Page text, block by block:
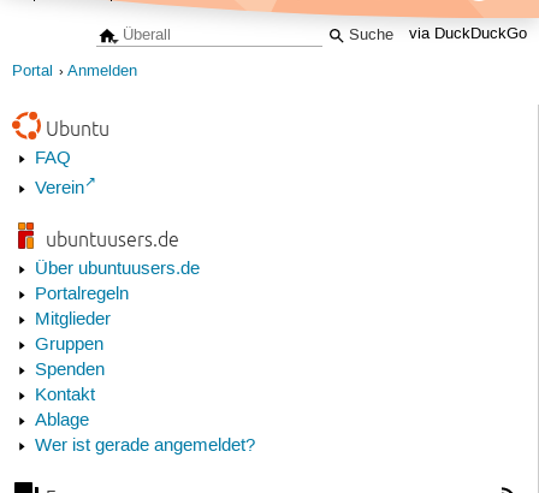
via DuckDuckGo
Portal Anmelden
Ubuntu
FAQ
Verein
ubuntuusers.de
Über ubuntuusers.de
Portalregeln
Mitglieder
Gruppen
Spenden
Kontakt
Ablage
Wer ist gerade angemeldet?